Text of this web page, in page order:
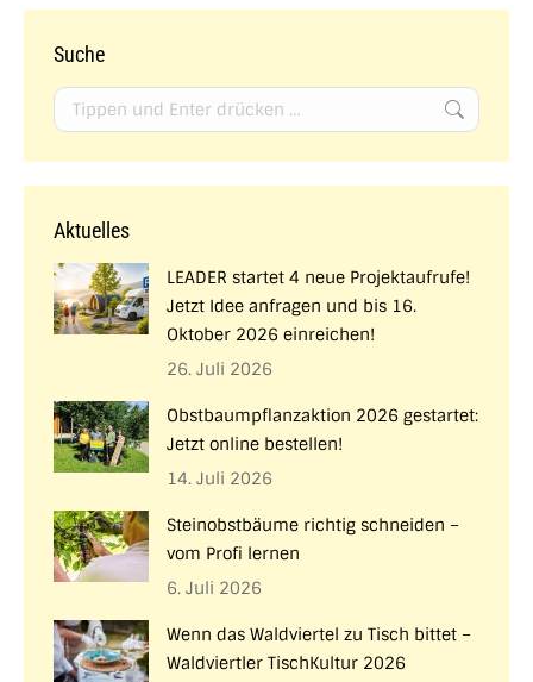
Suche
Search:
Aktuelles
LEADER startet 4 neue Projektaufrufe!
Jetzt Idee anfragen und bis 16.
Oktober 2026 einreichen!
26. Juli 2026
Obstbaumpflanzaktion 2026 gestartet:
Jetzt online bestellen!
14. Juli 2026
Steinobstbäume richtig schneiden –
vom Profi lernen
6. Juli 2026
Wenn das Waldviertel zu Tisch bittet –
Waldviertler TischKultur 2026